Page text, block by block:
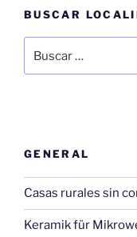
BUSCAR
por:
GENERAL
Casas rurales sin
Keramik für